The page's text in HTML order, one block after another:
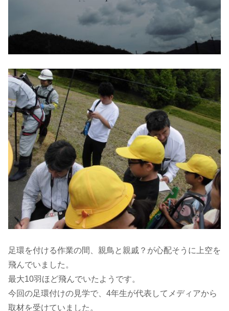
足環を付ける作業の間、親鳥と親戚？が心配そうに上空を
飛んでいました。
最大10羽ほど飛んでいたようです。
今回の足環付けの見学で、4年生が代表してメディアから
取材を受けていました。